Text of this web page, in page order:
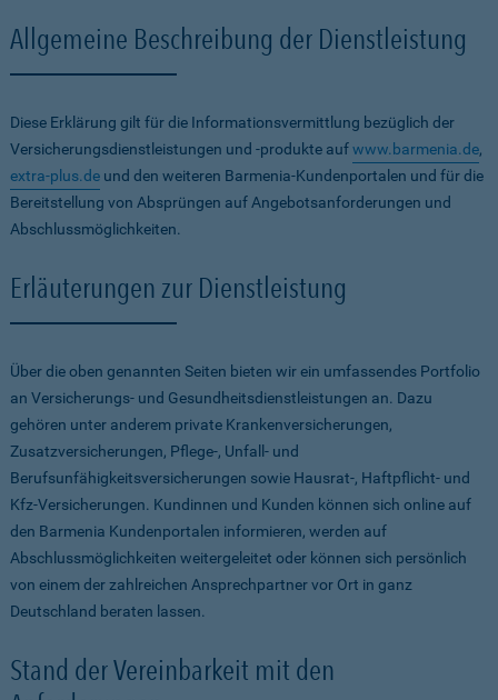
Allgemeine Beschreibung der Dienstleistung
Diese Erklärung gilt für die Informationsvermittlung bezüglich der
Versicherungsdienstleistungen und -produkte aufwww.barmenia.de,
extra-plus.de und den weiteren Barmenia-Kundenportalen und für die
Bereitstellung von Absprüngen auf Angebotsanforderungen und
Abschlussmöglichkeiten.
Erläuterungen zur Dienstleistung
Über die oben genannten Seiten bieten wir ein umfassendes Portfolio
an Versicherungs- und Gesundheitsdienstleistungen an. Dazu
gehören unter anderem private Krankenversicherungen,
Zusatzversicherungen, Pflege-, Unfall- und
Berufsunfähigkeitsversicherungen sowie Hausrat-, Haftpflicht- und
Kfz-Versicherungen. Kundinnen und Kunden können sich online auf
den Barmenia Kundenportalen informieren, werden auf
Abschlussmöglichkeiten weitergeleitet oder können sich persönlich
von einem der zahlreichen Ansprechpartner vor Ort in ganz
Deutschland beraten lassen.
Stand der Vereinbarkeit mit den